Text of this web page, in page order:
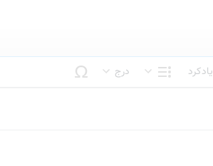
یادکرد
درج